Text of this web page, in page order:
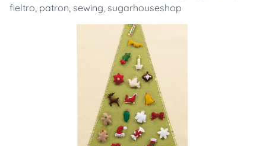
fieltro, patron, sewing, sugarhouseshop